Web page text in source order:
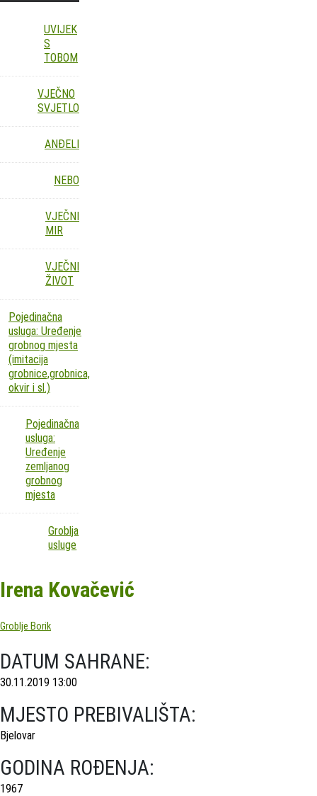
UVIJEK
S
TOBOM
VJEČNO
SVJETLO
ANĐELI
NEBO
VJEČNI
MIR
VJEČNI
ŽIVOT
Pojedinačna
usluga: Uređenje
grobnog mjesta
(imitacija
grobnice,grobnica,
okvir i sl.)
Pojedinačna
usluga:
Uređenje
zemljanog
grobnog
mjesta
Groblja
usluge
Irena Kovačević
Groblje Borik
DATUM SAHRANE:
30.11.2019 13:00
MJESTO PREBIVALIŠTA:
Bjelovar
GODINA ROĐENJA:
1967